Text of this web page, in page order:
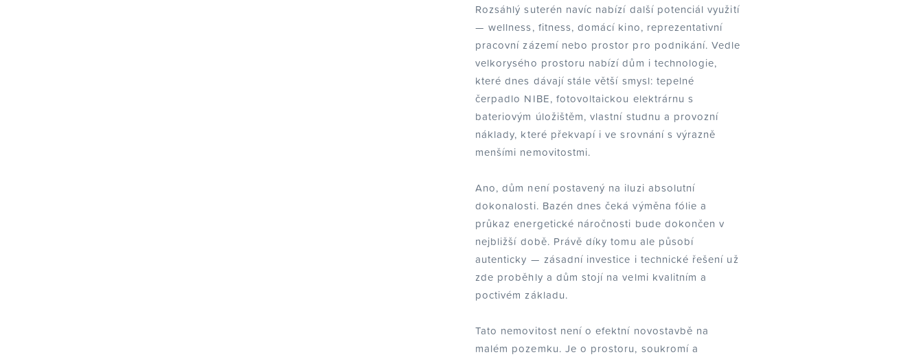
Rozsáhlý suterén navíc nabízí další potenciál využití
— wellness, fitness, domácí kino, reprezentativní
pracovní zázemí nebo prostor pro podnikání. Vedle
velkorysého prostoru nabízí dům i technologie,
které dnes dávají stále větší smysl: tepelné
čerpadlo NIBE, fotovoltaickou elektrárnu s
bateriovým úložištěm, vlastní studnu a provozní
náklady, které překvapí i ve srovnání s výrazně
menšími nemovitostmi.
Ano, dům není postavený na iluzi absolutní
dokonalosti. Bazén dnes čeká výměna fólie a
průkaz energetické náročnosti bude dokončen v
nejbližší době. Právě díky tomu ale působí
autenticky — zásadní investice i technické řešení už
zde proběhly a dům stojí na velmi kvalitním a
poctivém základu.
Tato nemovitost není o efektní novostavbě na
malém pozemku. Je o prostoru, soukromí a